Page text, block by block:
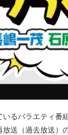
るバラエティ番
送（過去放送）